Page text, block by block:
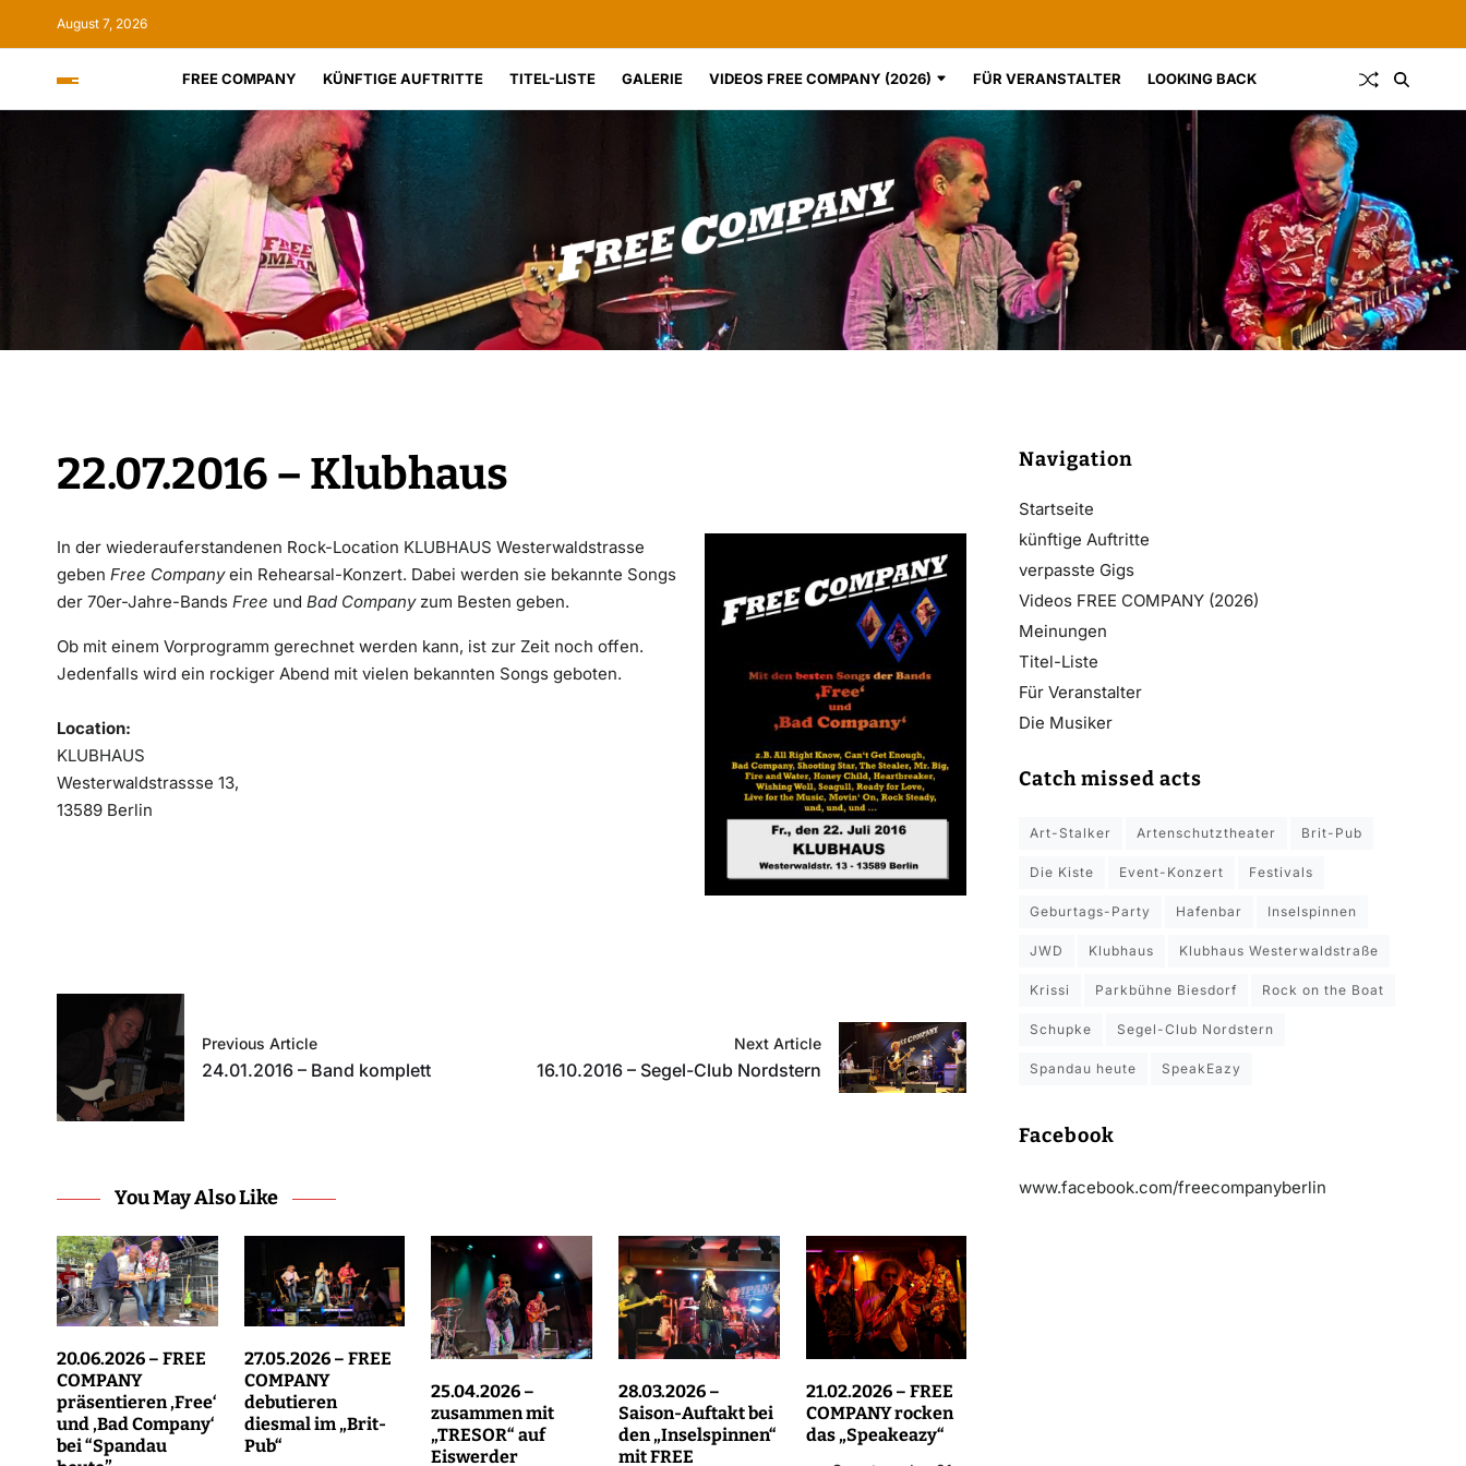
August 7, 2026
FREE COMPANY KÜNFTIGE AUFTRITTE TITEL-LISTE GALERIE VIDEOS FREE COMPANY (2026) FÜR VERANSTALTER LOOKING BACK
22.07.2016 – Klubhaus
In der wiederauferstandenen Rock-Location KLUBHAUS Westerwaldstrasse
geben Free Companyein Rehearsal-Konzert. Dabei werden sie bekannte Songs
der 70er-Jahre-Bands Free und Bad Companyzum Besten geben.
Ob mit einem Vorprogramm gerechnet werden kann, ist zur Zeit noch offen.
Jedenfalls wird ein rockiger Abend mit vielen bekannten Songs geboten.
Location:
KLUBHAUS
Westerwaldstrassse 13,
13589 Berlin
Previous Article
24.01.2016 – Band komplett
Next Article
16.10.2016 – Segel-Club Nordstern
You May Also Like
20.06.2026 – FREE
COMPANY
präsentieren ‚Free‘
und ‚Bad Company‘
bei “Spandau
27.05.2026 – FREE
COMPANY
debutieren
diesmal im „Brit-
Pub“
25.04.2026 –
zusammen mit
„TRESOR“ auf
Eiswerder
28.03.2026 –
Saison-Auftakt bei
den „Inselspinnen“
mit FREE
21.02.2026 – FREE
COMPANY rocken
das „Speakeazy“
Navigation
Startseite
künftige Auftritte
verpasste Gigs
Videos FREE COMPANY (2026)
Meinungen
Titel-Liste
Für Veranstalter
Die Musiker
Catch missed acts
Art-Stalker Artenschutztheater Brit-Pub
Die Kiste Event-Konzert Festivals
Geburtags-Party Hafenbar Inselspinnen
JWD Klubhaus Klubhaus Westerwaldstraße
Krissi Parkbühne Biesdorf Rock on the Boat
Schupke Segel-Club Nordstern
Spandau heute SpeakEazy
Facebook
www.facebook.com/freecompanyberlin